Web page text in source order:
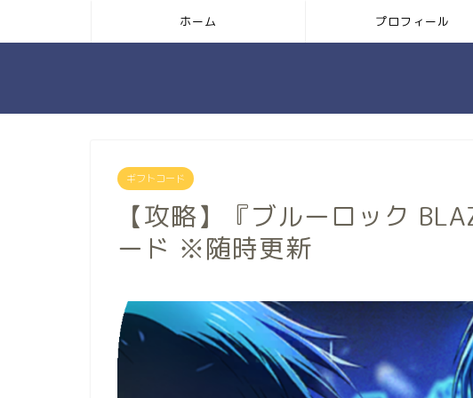
ホーム プロフィール
ギフトコード
【攻略】『ブルーロック
ード ※随時更新